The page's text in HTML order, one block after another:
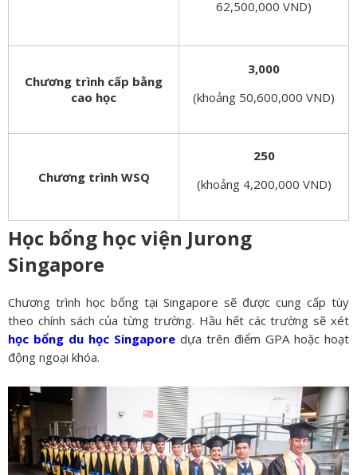
62,500,000 VND)
Chương trình cấp bằng
cao học
3,000
(khoảng 50,600,000 VND)
Chương trình WSQ
250
(khoảng 4,200,000 VND)
Học bổng học viện Jurong
Singapore
Chương trình học bổng tại Singapore sẽ được cung cấp tùy
theo chính sách của từng trường. Hầu hết các trường sẽ xét
học bổng du học Singapore dựa trên điểm GPA hoặc hoạt
động ngoại khóa.